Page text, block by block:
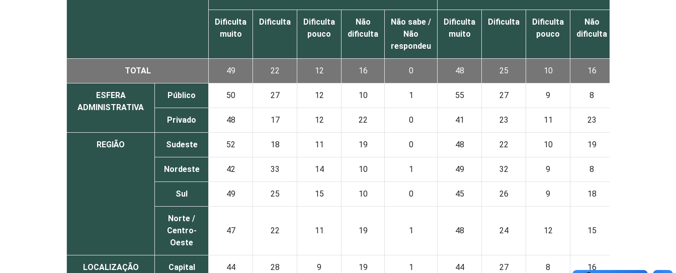
Dificulta
muito
Dificulta
Dificulta
pouco
Não
dificulta
Não sabe /
Não
respondeu
Dificulta
muito
Dificulta
Dificulta
pouco
Não
dificulta
TOTAL 49 22 12 16 0 48 25 10 16
ESFERA
ADMINISTRATIVA
Público 50 27 12 10 1 55 27 9 8
Privado 48 17 12 22 0 41 23 11 23
REGIÃO Sudeste 52 18 11 19 0 48 22 10 19
Nordeste 42 33 14 10 1 49 32 9 8
Sul 49 25 15 10 0 45 26 9 18
Norte /
Centro-
Oeste
47 22 11 19 1 48 24 12 15
LOCALIZAÇÃO Capital 44 28 9 19 1 44 27 8 16